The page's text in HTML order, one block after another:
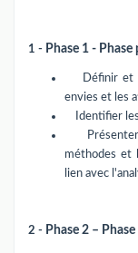
1 - Phase 1 -
Définir et
envies et les
Identifier
Présenter
méthodes et
lien avec
2 - Phase 2 –